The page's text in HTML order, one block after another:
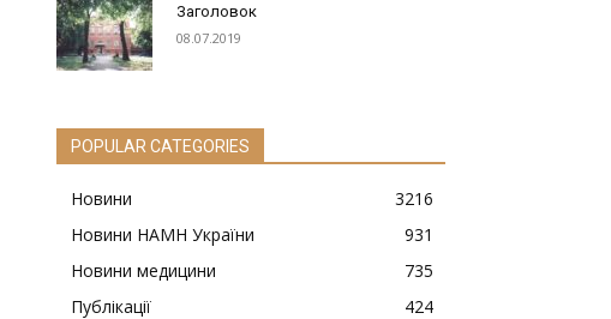
Заголовок
08.07.2019
POPULAR CATEGORIES
Новини
3216
Новини НАМН України
931
Новини медицини
735
Публікації
424